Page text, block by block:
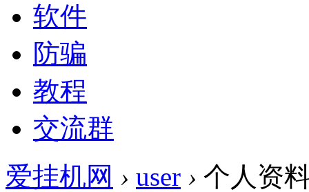
软件
防骗
教程
交流群
爱挂机网 › user › 个人资